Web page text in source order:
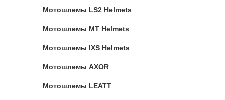
Мотошлемы LS2 Helmets
Мотошлемы MT Helmets
Мотошлемы IXS Helmets
Мотошлемы AXOR
Мотошлемы LEATT